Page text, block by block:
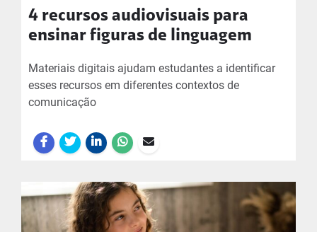
4 recursos audiovisuais para
ensinar figuras de linguagem
Materiais digitais ajudam estudantes a identificar
esses recursos em diferentes contextos de
comunicação